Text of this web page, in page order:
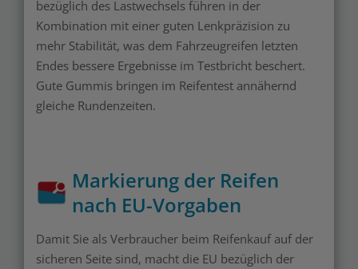
bezüglich des Lastwechsels führen in der
Kombination mit einer guten Lenkpräzision zu
mehr Stabilität, was dem Fahrzeugreifen letzten
Endes bessere Ergebnisse im Testbricht beschert.
Gute Gummis bringen im Reifentest annähernd
gleiche Rundenzeiten.
Markierung der Reifen
nach EU-Vorgaben
Damit Sie als Verbraucher beim Reifenkauf auf der
sicheren Seite sind, macht die EU bezüglich der